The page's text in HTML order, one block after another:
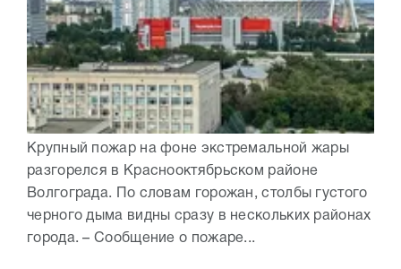
Крупный пожар на фоне экстремальной жары
разгорелся в Краснооктябрьском районе
Волгограда. По словам горожан, столбы густого
черного дыма видны сразу в нескольких районах
города. – Сообщение о пожаре...